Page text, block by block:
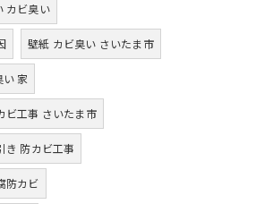
カビ臭い
壁紙 カビ臭い さいたま市
家
ビ工事 さいたま市
き 防カビ工事
防カビ